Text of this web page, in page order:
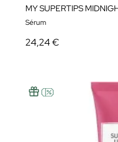
MY SUPERTIPS
Sérum
24,24 €